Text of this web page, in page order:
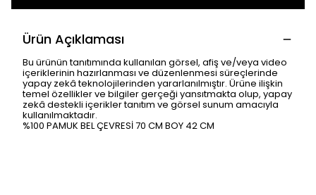
Ürün Açıklaması
Bu ürünün tanıtımında kullanılan görsel, afiş ve/veya video
içeriklerinin hazırlanması ve düzenlenmesi süreçlerinde
yapay zekâ teknolojilerinden yararlanılmıştır. Ürüne ilişkin
temel özellikler ve bilgiler gerçeği yansıtmakta olup, yapay
zekâ destekli içerikler tanıtım ve görsel sunum amacıyla
kullanılmaktadır.
%100 PAMUK BEL ÇEVRESİ 70 CM BOY 42 CM